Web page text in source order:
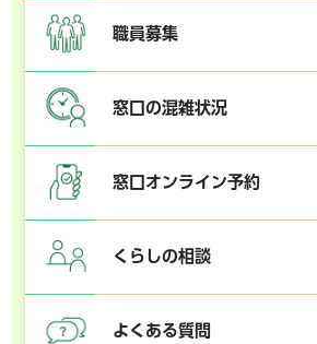
職員募集
窓口の混雑状況
窓口オンライン予約
くらしの相談
よくある質問